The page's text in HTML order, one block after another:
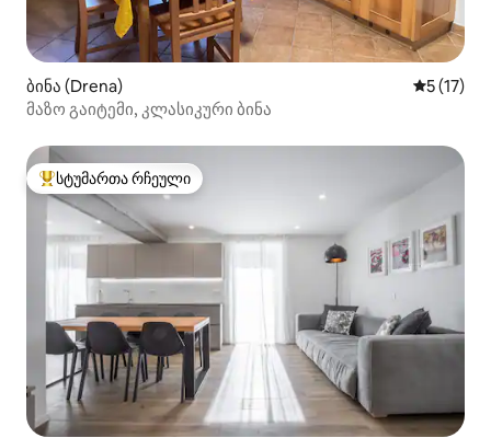
ბინა (Drena) საშუალო
5 (17)
მაზო გაიტემი, კლასიკური ბინა
სტუმართა რჩეული მოწინავე ვარიანტი
სტუმართა რჩეული